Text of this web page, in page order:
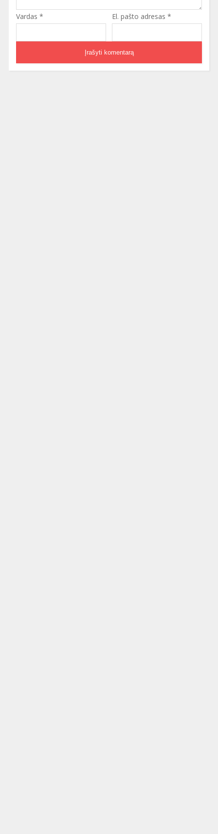
Vardas * El. pašto adresas *